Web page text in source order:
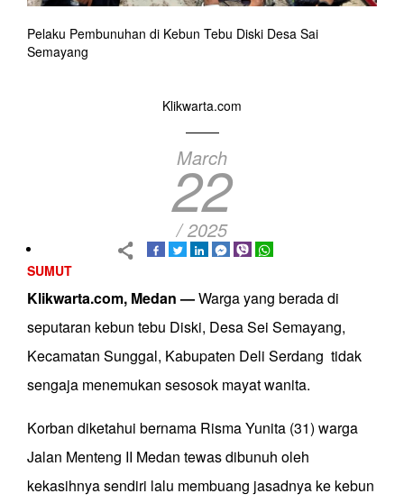
Pelaku Pembunuhan di Kebun Tebu Diski Desa Sai
Semayang
Klikwarta.com
March
22
/ 2025
SUMUT
Klikwarta.com, Medan —Warga yang berada di
seputaran kebun tebu Diski, Desa Sei Semayang,
Kecamatan Sunggal, Kabupaten Deli Serdang tidak
sengaja menemukan sesosok mayat wanita.
Korban diketahui bernama Risma Yunita (31) warga
Jalan Menteng II Medan tewas dibunuh oleh
kekasihnya sendiri lalu membuang jasadnya ke kebun